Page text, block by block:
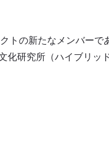
トの新たなメンバーで
化研究所（ハイブリッ